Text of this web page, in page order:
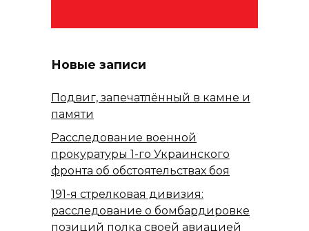
Новые записи
Подвиг, запечатлённый в камне и
памяти
Расследование военной
прокуратуры 1-го Украинского
фронта об обстоятельствах боя
191-я стрелковая дивизия:
расследование о бомбардировке
позиций полка своей авиацией